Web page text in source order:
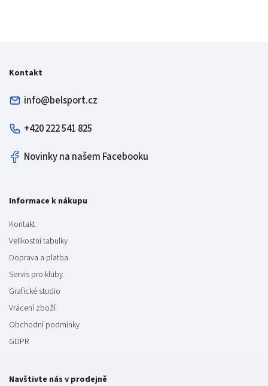
Kontakt
info@belsport.cz
+420 222 541 825
Novinky na našem Facebooku
Informace k nákupu
Kontakt
Velikostní tabulky
Doprava a platba
Servis pro kluby
Grafické studio
Vrácení zboží
Obchodní podmínky
GDPR
Navštivte nás v prodejně